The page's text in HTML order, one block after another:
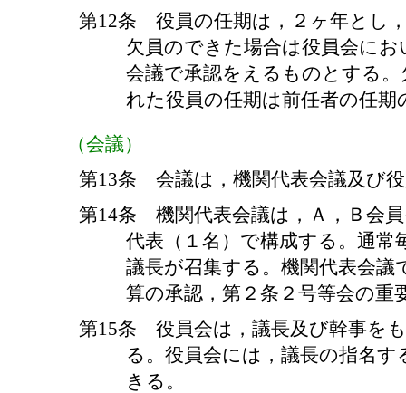
第12条 役員の任期は，２ヶ年とし
欠員のできた場合は役員会に
会議で承認をえるものとする
れた役員の任期は前任者の任期
（会議）
第13条 会議は，機関代表会議及び
第14条 機関代表会議は，Ａ，Ｂ会
代表（１名）で構成する。通
議長が召集する。機関代表会議
算の承認，第２条２号等会の重
第15条 役員会は，議長及び幹事を
る。役員会には，議長の指名
きる。